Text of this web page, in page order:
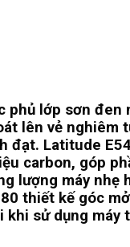
phủ lớp sơn đen
lên vẻ nghiêm
đạt. Latitude
carbon, góp
lượng máy nhẹ
thiết kế góc
khi sử dụng máy